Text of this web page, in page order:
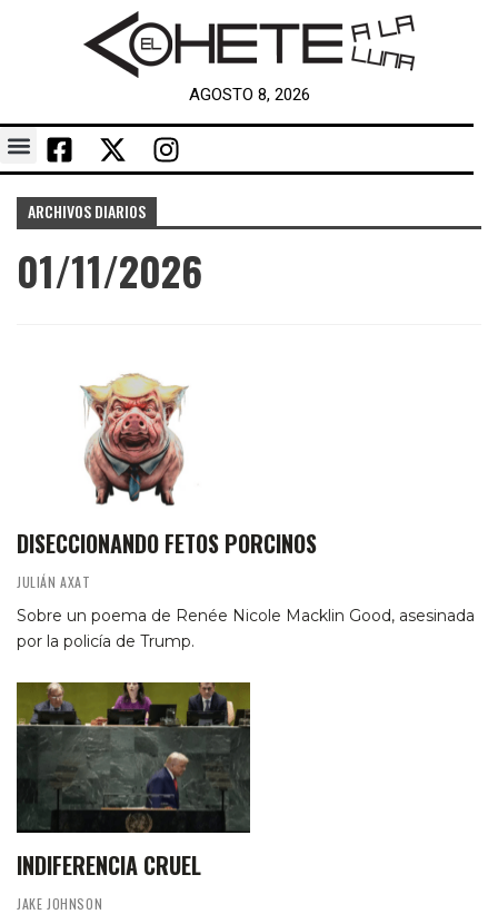
AGOSTO 8, 2026
ARCHIVOS DIARIOS
01/11/2026
DISECCIONANDO FETOS PORCINOS
JULIÁN AXAT
Sobre un poema de Renée Nicole Macklin Good, asesinada
por la policía de Trump.
INDIFERENCIA CRUEL
JAKE JOHNSON